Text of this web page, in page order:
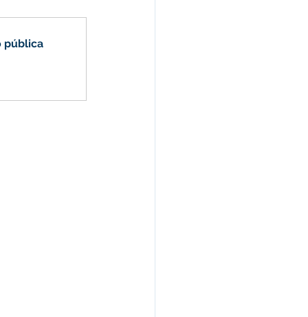
Nota Pública
Audiência Pública
pública